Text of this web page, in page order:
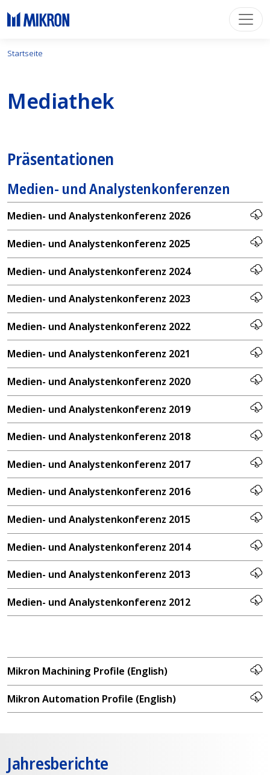
Startseite
Mediathek
Präsentationen
Medien- und Analystenkonferenzen
Medien- und Analystenkonferenz 2026
Medien- und Analystenkonferenz 2025
Medien- und Analystenkonferenz 2024
Medien- und Analystenkonferenz 2023
Medien- und Analystenkonferenz 2022
Medien- und Analystenkonferenz 2021
Medien- und Analystenkonferenz 2020
Medien- und Analystenkonferenz 2019
Medien- und Analystenkonferenz 2018
Medien- und Analystenkonferenz 2017
Medien- und Analystenkonferenz 2016
Medien- und Analystenkonferenz 2015
Medien- und Analystenkonferenz 2014
Medien- und Analystenkonferenz 2013
Medien- und Analystenkonferenz 2012
Mikron Machining Profile (English)
Mikron Automation Profile (English)
Jahresberichte